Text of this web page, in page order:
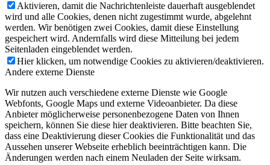
Aktivieren, damit die Nachrichtenleiste dauerhaft ausgeblendet
wird und alle Cookies, denen nicht zugestimmt wurde, abgelehnt
werden. Wir benötigen zwei Cookies, damit diese Einstellung
gespeichert wird. Andernfalls wird diese Mitteilung bei jedem
Seitenladen eingeblendet werden.
Hier klicken, um notwendige Cookies zu aktivieren/deaktivieren.
Andere externe Dienste
Wir nutzen auch verschiedene externe Dienste wie Google
Webfonts, Google Maps und externe Videoanbieter. Da diese
Anbieter möglicherweise personenbezogene Daten von Ihnen
speichern, können Sie diese hier deaktivieren. Bitte beachten Sie,
dass eine Deaktivierung dieser Cookies die Funktionalität und das
Aussehen unserer Webseite erheblich beeinträchtigen kann. Die
Änderungen werden nach einem Neuladen der Seite wirksam.